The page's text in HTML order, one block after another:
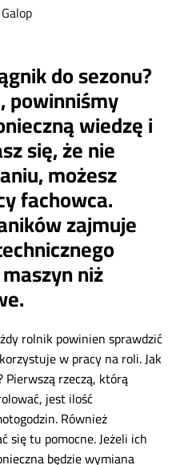
Galop
do sezonu?
powinniśmy
wiedzę i
się, że nie
możesz
fachowca.
zajmuje
niż
rolnik powinien sprawdzić
w pracy na roli. Jak
Pierwszą rzeczą, którą
jest ilość
Również
się tu pomocne. Jeżeli ich
będzie wymiana